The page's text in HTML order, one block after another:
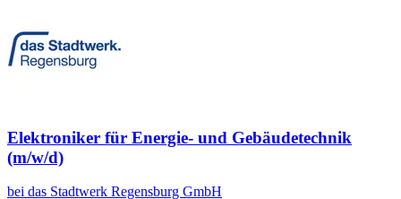
Elektroniker für Energie- und Gebäudetechnik
(m/w/d)
bei das Stadtwerk Regensburg GmbH